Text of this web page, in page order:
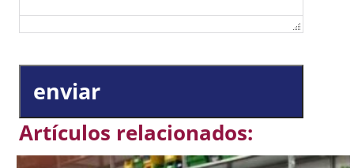
enviar
Artículos relacionados: